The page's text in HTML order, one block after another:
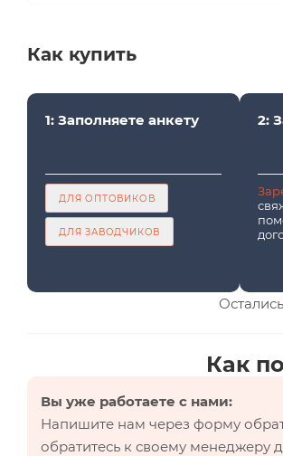
Как купить
1: Заполняете анкету
ДЛЯ ОПТОВИКОВ
ДЛЯ ЗАВОДЧИКОВ
2:
Как
Вы уже работаете с нами:
Напишите нам через форму
обратитесь к своему менеджеру